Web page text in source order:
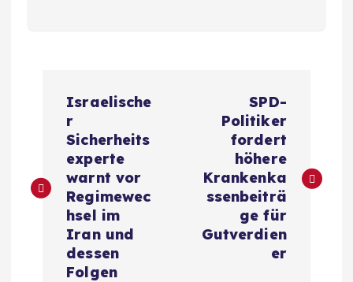
t
Israelische
r
Sicherheits
experte
warnt vor
Regimewec
hsel im
Iran und
dessen
Folgen
SPD-
Politiker
fordert
höhere
Krankenka
ssenbeiträ
ge für
Gutverdien
er